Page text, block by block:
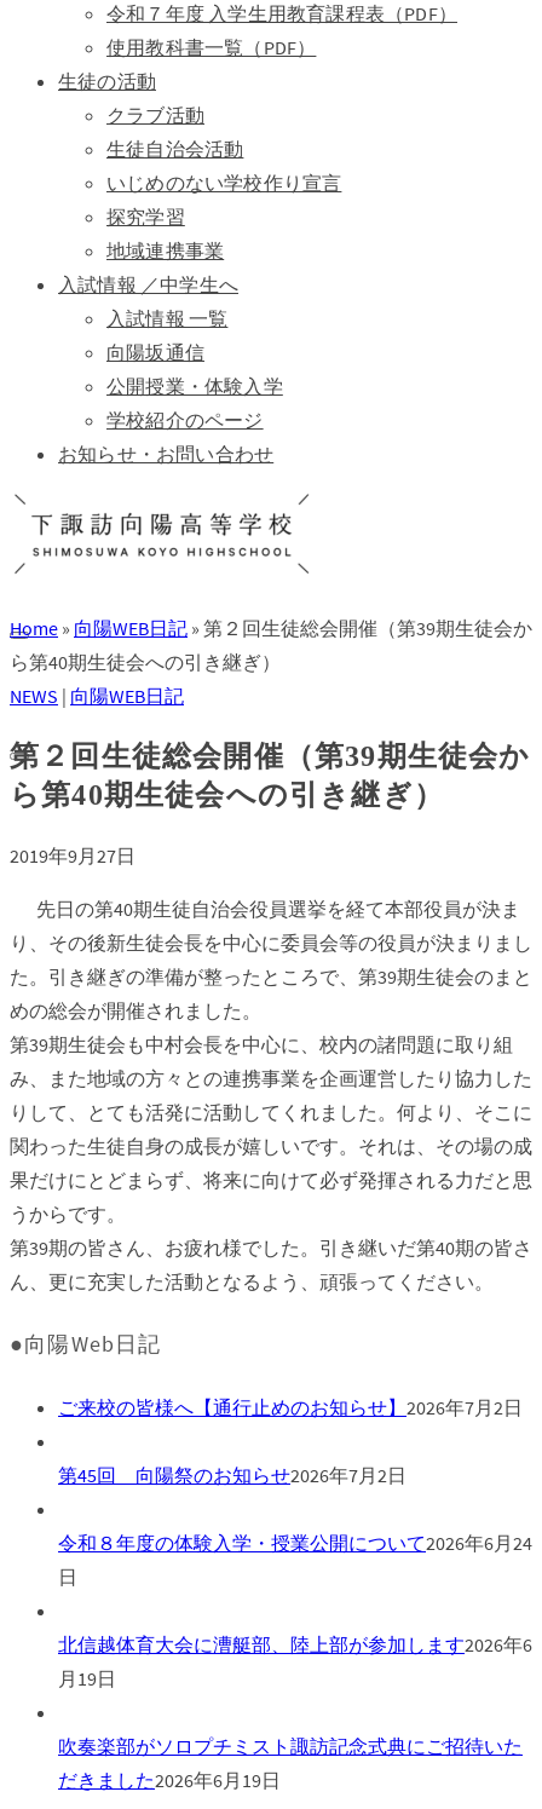
令和７年度 入学生用教育課程表（PDF）
使用教科書一覧（PDF）
生徒の活動
クラブ活動
生徒自治会活動
いじめのない学校作り宣言
探究学習
地域連携事業
入試情報 ／中学生へ
入試情報 一覧
向陽坂通信
公開授業・体験入学
学校紹介のページ
お知らせ・お問い合わせ
Home » 向陽WEB日記 » 第２回生徒総会開催（第39期生徒会か
ら第40期生徒会への引き継ぎ）
NEWS | 向陽WEB日記
第２回生徒総会開催（第39期生徒会か
ら第40期生徒会への引き継ぎ）
2019年9月27日
先日の第40期生徒自治会役員選挙を経て本部役員が決ま
り、その後新生徒会長を中心に委員会等の役員が決まりまし
た。引き継ぎの準備が整ったところで、第39期生徒会のまと
めの総会が開催されました。
第39期生徒会も中村会長を中心に、校内の諸問題に取り組
み、また地域の方々との連携事業を企画運営したり協力した
りして、とても活発に活動してくれました。何より、そこに
関わった生徒自身の成長が嬉しいです。それは、その場の成
果だけにとどまらず、将来に向けて必ず発揮される力だと思
うからです。
第39期の皆さん、お疲れ様でした。引き継いだ第40期の皆さ
ん、更に充実した活動となるよう、頑張ってください。
●向陽Web日記
ご来校の皆様へ【通行止めのお知らせ】 2026年7月2日
第45回 向陽祭のお知らせ2026年7月2日
令和８年度の体験入学・授業公開について2026年6月24
日
北信越体育大会に漕艇部、陸上部が参加します2026年6
月19日
吹奏楽部がソロプチミスト諏訪記念式典にご招待いた
だきました2026年6月19日